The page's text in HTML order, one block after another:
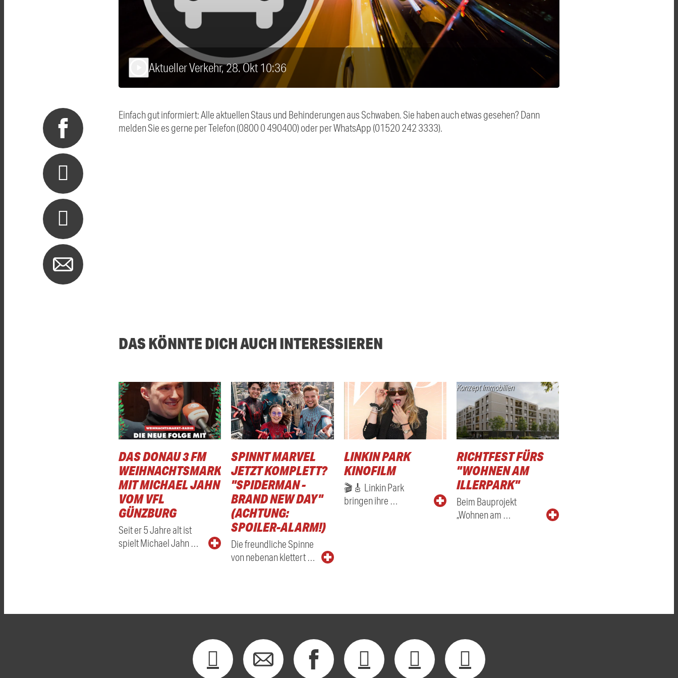
Aktueller Verkehr, 28. Okt 10:36
Einfach gut informiert: Alle aktuellen Staus und Behinderungen aus Schwaben. Sie haben auch etwas gesehen? Dann
melden Sie es gerne per Telefon (0800 0 490400) oder per WhatsApp (01520 242 3333).
DAS KÖNNTE DICH AUCH INTERESSIEREN
DAS DONAU 3 FM
WEIHNACHTSMARKTRADIO
MIT MICHAEL JAHN
VOM VFL
GÜNZBURG
Seit er 5 Jahre alt ist
spielt Michael Jahn …
SPINNT MARVEL
JETZT KOMPLETT?
"SPIDERMAN -
BRAND NEW DAY"
(ACHTUNG:
SPOILER-ALARM!)
Die freundliche Spinne
von nebenan klettert …
LINKIN PARK
KINOFILM
🎬🎸 Linkin Park
bringen ihre …
Konzept Immobilien
RICHTFEST FÜRS
"WOHNEN AM
ILLERPARK"
Beim Bauprojekt
„Wohnen am …